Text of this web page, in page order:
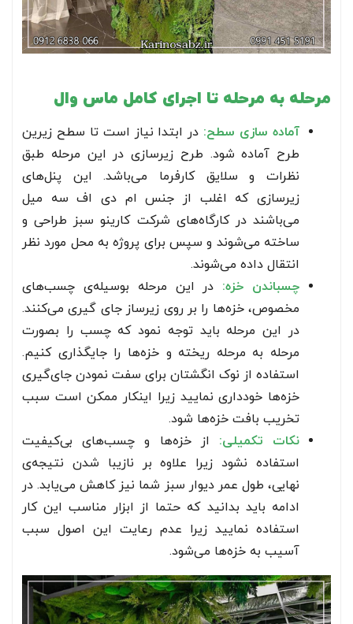
مرحله به مرحله تا اجرای کامل ماس وال
آماده سازی سطح: در ابتدا نیاز است تا سطح زیرین
طرح آماده شود. طرح زیرسازی در این مرحله طبق
نظرات و سلایق کارفرما می‌باشد. این پنل‌های
زیرسازی که اغلب از جنس ام دی اف سه میل
می‌باشند در کارگاه‌های شرکت کارینو سبز طراحی و
ساخته می‌شوند و سپس برای پروژه به محل مورد نظر
انتقال داده می‌شوند.
چسباندن خزه: در این مرحله بوسیله‌ی چسب‌های
مخصوص، خزه‌ها را بر روی زیرساز جای گیری می‌کنند.
در این مرحله باید توجه نمود که چسب را بصورت
مرحله به مرحله ریخته و خزه‌ها را جایگذاری کنیم.
استفاده از نوک انگشتان برای سفت نمودن جای‌گیری
خزه‌ها خودداری نمایید زیرا اینکار ممکن است سبب
تخریب بافت خزه‌ها شود.
نکات تکمیلی: از خزه‌ها و چسب‌های بی‌کیفیت
استفاده نشود زیرا علاوه بر نازیبا شدن نتیجه‌ی
نهایی، طول عمر دیوار سبز شما نیز کاهش می‌یابد. در
ادامه باید بدانید که حتما از ابزار مناسب این کار
استفاده نمایید زیرا عدم رعایت این اصول سبب
آسیب به خزه‌ها می‌شود.